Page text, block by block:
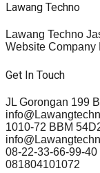
Lawang Techno
Lawang Techno
Website Company
Get In Touch
JL Gorongan 199
1010-72 BBM
08-22-33-66-99-40
081804101072